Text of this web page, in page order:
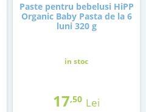
Paste pentru bebelusi HiPP
Organic Baby Pasta de la 6
luni 320 g
in stoc
17,50 Lei